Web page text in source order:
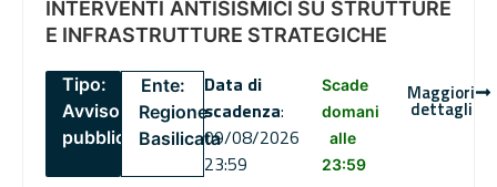
INTERVENTI ANTISISMICI SU STRUTTURE
E INFRASTRUTTURE STRATEGICHE
Tipo:
Avviso
pubblico
Ente:
Regione
Basilicata
Data di
scadenza:
09/08/2026
23:59
Scade
domani
alle
23:59
Maggiori
dettagli